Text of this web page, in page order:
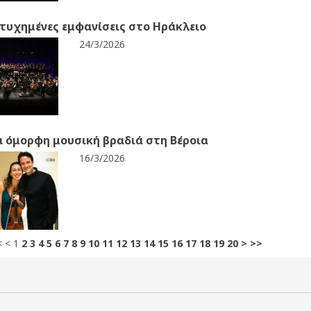
εμφανίσεις στο Ηράκλειο
24/3/2026
όμορφη μουσική βραδιά στη Βέροια
16/3/2026
< 1 2 3 4 5 6 7 8 9 10 11 12 13 14 15 16 17 18 19 20 > >>